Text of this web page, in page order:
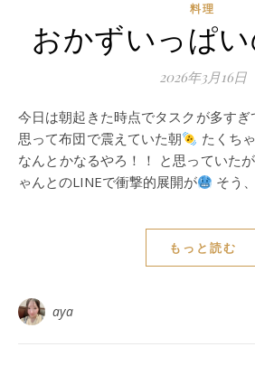
料理
おかずいっぱ
2026年3月16日
今日は朝起きた時点でタスクが多すぎてどうなることやらと
思って布団で震えていた朝
たくち
なんとかなるやろ！！ と思っていた
ゃんとのLINEで衝撃的展開が
そう
もっと読む
aya